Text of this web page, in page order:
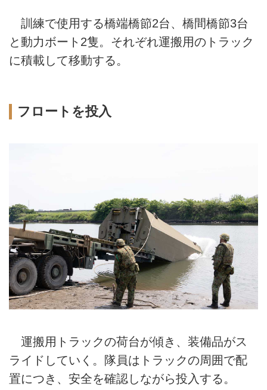
訓練で使用する橋端橋節2台、橋間橋節3台
と動力ボート2隻。それぞれ運搬用のトラック
に積載して移動する。
フロートを投入
運搬用トラックの荷台が傾き、装備品がス
ライドしていく。隊員はトラックの周囲で配
置につき、安全を確認しながら投入する。